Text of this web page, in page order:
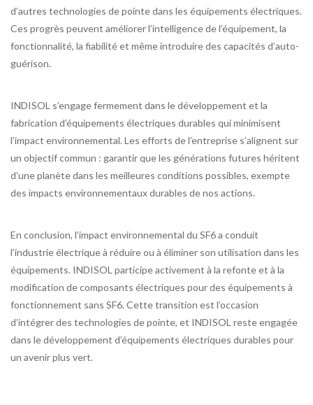
d’autres technologies de pointe dans les équipements électriques.
Ces progrès peuvent améliorer l’intelligence de l’équipement, la
fonctionnalité, la fiabilité et même introduire des capacités d’auto-
guérison.
INDISOL s’engage fermement dans le développement et la
fabrication d’équipements électriques durables qui minimisent
l’impact environnemental. Les efforts de l’entreprise s’alignent sur
un objectif commun : garantir que les générations futures héritent
d’une planète dans les meilleures conditions possibles, exempte
des impacts environnementaux durables de nos actions.
En conclusion, l’impact environnemental du SF6 a conduit
l’industrie électrique à réduire ou à éliminer son utilisation dans les
équipements. INDISOL participe activement à la refonte et à la
modification de composants électriques pour des équipements à
fonctionnement sans SF6. Cette transition est l’occasion
d’intégrer des technologies de pointe, et INDISOL reste engagée
dans le développement d’équipements électriques durables pour
un avenir plus vert.